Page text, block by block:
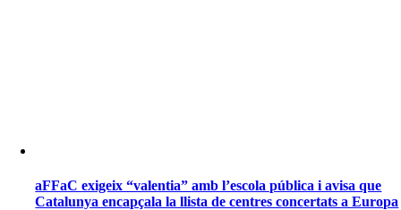
aFFaC exigeix “valentia” amb l’escola pública i avisa que
Catalunya encapçala la llista de centres concertats a Europa